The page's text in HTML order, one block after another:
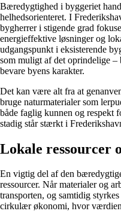
Bæredygtighed i byggeriet
helhedsorienteret. I
bygherrer i stigende grad
energieffektive løsninger og
udgangspunkt i eksisterende
som muligt af det oprindelige –
bevare byens karakter.
Det kan være alt fra at
bruge naturmaterialer som
både faglig kunnen og respekt
stadig står stærkt i
Lokale ressourcer
En vigtig del af den
ressourcer. Når materialer og
transporten, og samtidig
cirkulær økonomi, hvor